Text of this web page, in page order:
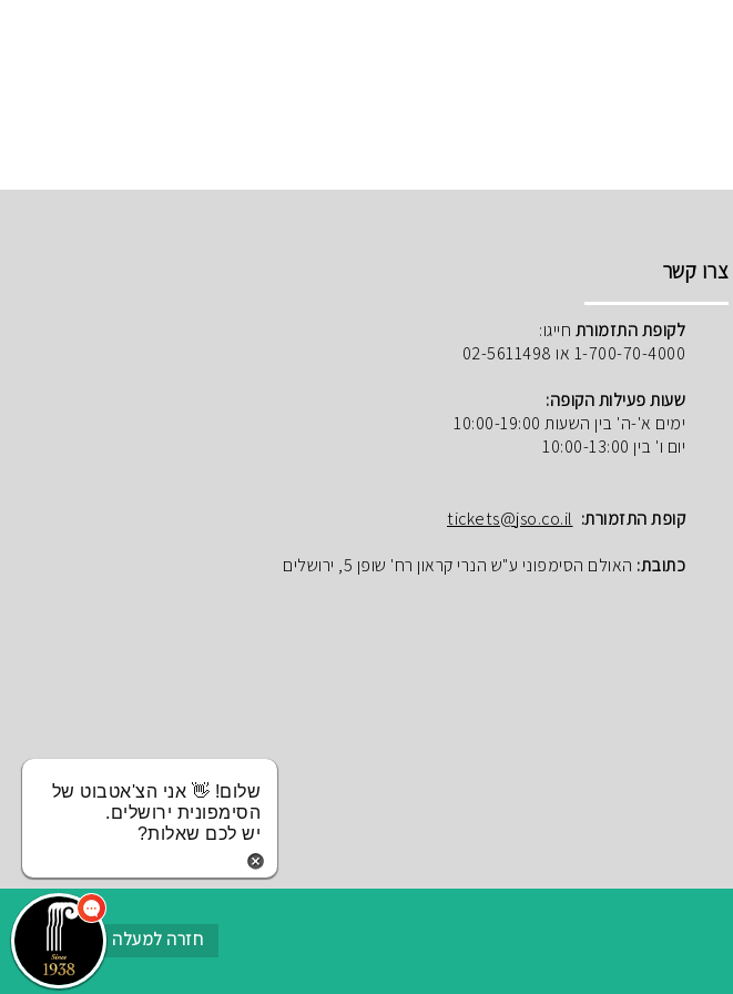
צרו קשר
לקופת התזמורת חייגו:
1-700-70-4000 או 02-5611498
שעות פעילות הקופה:
ימים א'-ה' בין השעות 10:00-19:00
יום ו' בין 10:00-13:00
קופת התזמורת: tickets@jso.co.il
כתובת: האולם הסימפוני ע"ש הנרי קראון רח' שופן 5, ירושלים
חזרה למעלה
שלום! 👋 אני הצ'אטבוט של
הסימפונית ירושלים.
יש לכם שאלות?